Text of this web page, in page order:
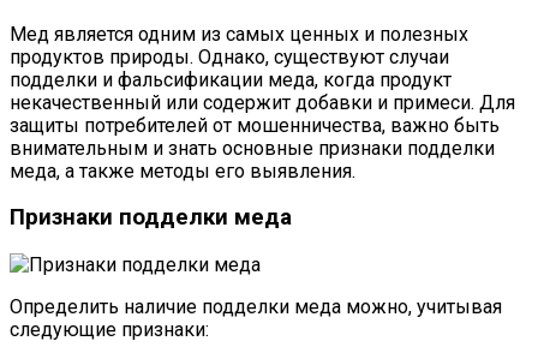
Мед является одним из самых ценных и полезных
продуктов природы. Однако, существуют случаи
подделки и фальсификации меда, когда продукт
некачественный или содержит добавки и примеси. Для
защиты потребителей от мошенничества, важно быть
внимательным и знать основные признаки подделки
меда, а также методы его выявления.
Признаки подделки меда
Определить наличие подделки меда можно, учитывая
следующие признаки: